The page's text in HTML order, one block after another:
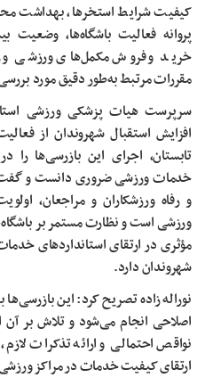
کیفیت شرایط استخرها، بهداشت
پروانه فعالیت باشگاه‌ها، وضعیت
خرید و فروش مکمل‌های ورزشی و
مقررات مرتبط به‌طور دقیق مورد
سرپرست هیات پزشکی ورزشی
افزایش استقبال شهروندان از
تابستان، اجرای این بازرسی‌ها را
خدمات ورزشی ضروری دانست و
و رفاه ورزشکاران و مراجعان،
ورزشی است و نظارت مستمر بر
مؤثری در ارتقای استانداردهای
شهروندان دارد.
نوراله زاده تصریح کرد: این بازرسی‌ها
اصلاحی انجام می‌شود و تلاش بر
نواقص احتمالی و ارائه تذکرات
ارتقای کیفیت خدمات در مراکز